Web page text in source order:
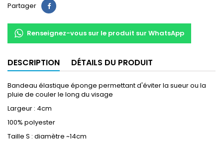
Partager Partager
Renseignez-vous sur le produit sur WhatsApp
DESCRIPTION DÉTAILS DU PRODUIT
Bandeau élastique éponge permettant d'éviter la sueur ou la
pluie de couler le long du visage
Largeur : 4cm
100% polyester
Taille S : diamètre ~14cm